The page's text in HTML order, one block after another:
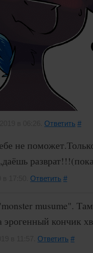
Ответить #
не
Ответить #
musume".
эрогенный кончик
Ответить #